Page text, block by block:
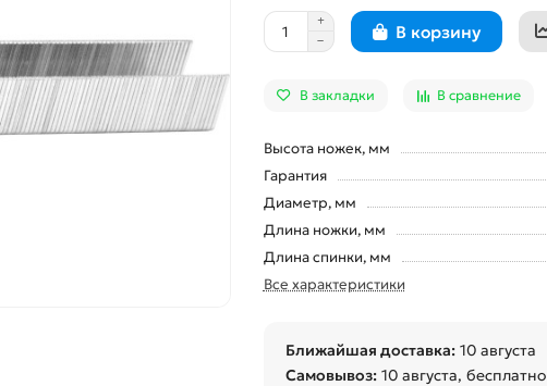
В корзину
В закладки В сравнение
Высота ножек, мм
Гарантия
Диаметр, мм
Длина ножки, мм
Длина спинки, мм
Все характеристики
Ближайшая доставка: 10 августа
Самовывоз: 10 августа,